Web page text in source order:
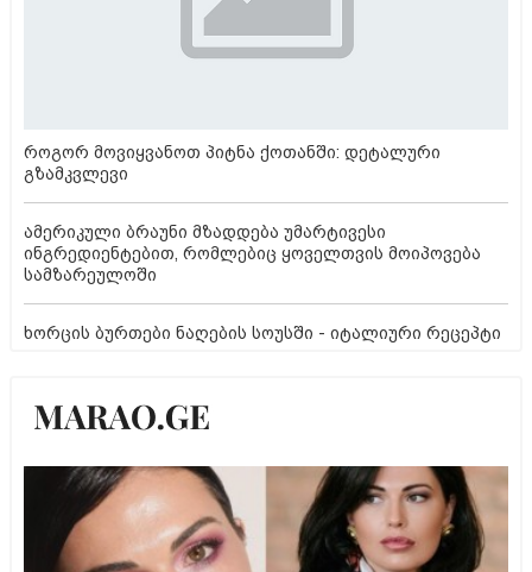
როგორ მოვიყვანოთ პიტნა ქოთანში: დეტალური
გზამკვლევი
ამერიკული ბრაუნი მზადდება უმარტივესი
ინგრედიენტებით, რომლებიც ყოველთვის მოიპოვება
სამზარეულოში
ხორცის ბურთები ნაღების სოუსში - იტალიური რეცეპტი